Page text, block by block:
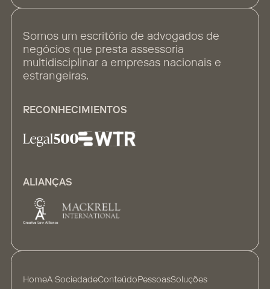
Somos um escritório de advogados de
negócios que presta assessoria
multidisciplinar a empresas nacionais e
estrangeiras.
RECONHECIMIENTOS
ALIANÇAS
HomeA SociedadeConteúdo PessoasSoluções